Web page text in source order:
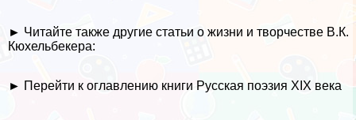
► Читайте также другие статьи о жизни и творчестве В.К.
Кюхельбекера:
► Перейти к оглавлению книги Русская поэзия XIX века